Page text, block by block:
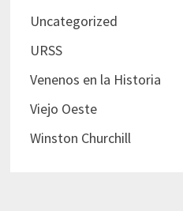
Uncategorized
URSS
Venenos en la Historia
Viejo Oeste
Winston Churchill